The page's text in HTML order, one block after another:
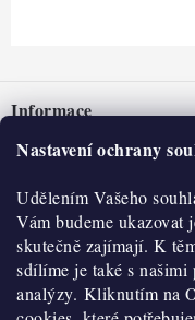
Nastavení ochrany
Udělením Vašeho
Vám budeme ukazovat
skutečně zajímají. K
sdílíme je také s
analýzy. Kliknutím na
pInformace
Nepřevzetí zásilky na
Obchodní podmínky
Hodnocení obchodu
Blog
O nás
Historie
Kontakty
O nákupu
Reklamace a vratky